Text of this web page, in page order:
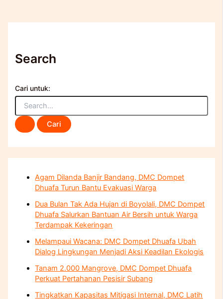
Search
Cari untuk:
Agam Dilanda Banjir Bandang, DMC Dompet
Dhuafa Turun Bantu Evakuasi Warga
Dua Bulan Tak Ada Hujan di Boyolali, DMC Dompet
Dhuafa Salurkan Bantuan Air Bersih untuk Warga
Terdampak Kekeringan
Melampaui Wacana: DMC Dompet Dhuafa Ubah
Dialog Lingkungan Menjadi Aksi Keadilan Ekologis
Tanam 2.000 Mangrove, DMC Dompet Dhuafa
Perkuat Pertahanan Pesisir Subang
Tingkatkan Kapasitas Mitigasi Internal, DMC Latih